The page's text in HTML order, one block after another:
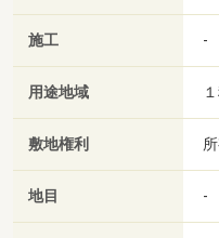
施工 -
用途地域
敷地権利
地目 -